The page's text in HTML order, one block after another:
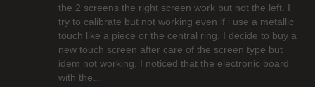
the 2 screens the right screen work but not the left. I
try to calibrate but not working even if i use a metallic
touch like a piece or the central ring. I decide to buy a
new touch screen after care of the screen type but
idem not working. I noticed that the electronic board
with the…